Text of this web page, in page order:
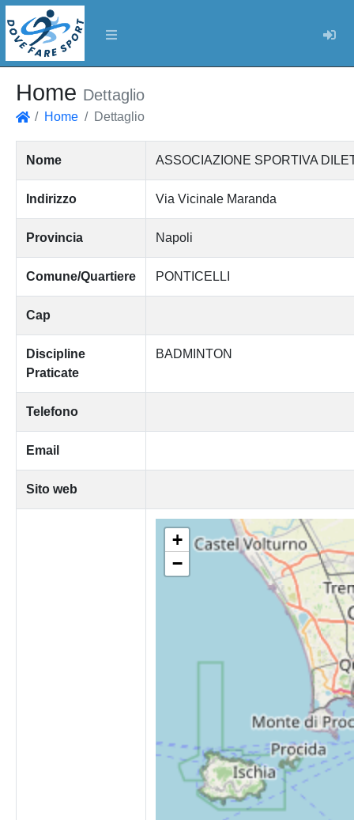
Home Dettaglio
Home Dettaglio
Nome ASSOCIAZIONE SPORTIVA
Indirizzo Via Vicinale Maranda
Provincia Napoli
Comune/Quartiere PONTICELLI
Cap
Discipline
Praticate
BADMINTON
Telefono
Email
Sito web
+
−